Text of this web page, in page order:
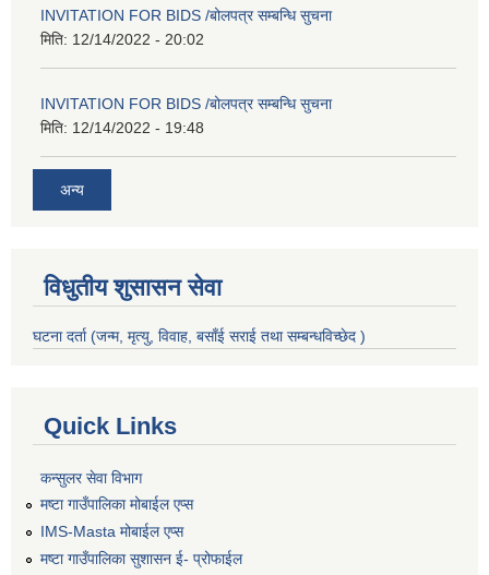
INVITATION FOR BIDS /बोलपत्र सम्बन्धि सुचना
मिति: 12/14/2022 - 20:02
INVITATION FOR BIDS /बोलपत्र सम्बन्धि सुचना
मिति: 12/14/2022 - 19:48
अन्य
विधुतीय शुसासन सेवा
घटना दर्ता (जन्म, मृत्यु, विवाह, बसाँई सराई तथा सम्बन्धविच्छेद )
Quick Links
कन्सुलर सेवा विभाग
मष्टा गाउँपालिका मोबाईल एप्स
IMS-Masta मोबाईल एप्स
मष्टा गाउँपालिका सुशासन ई- प्रोफाईल